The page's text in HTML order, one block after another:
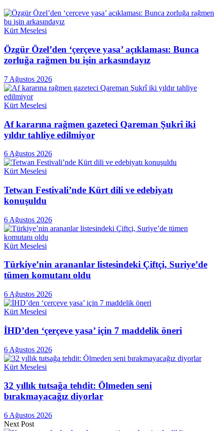
Kürt Meselesi
Özgür Özel’den ‘çerçeve yasa’ açıklaması: Bunca
zorluğa rağmen bu işin arkasındayız
7 Ağustos 2026
Kürt Meselesi
Af kararına rağmen gazeteci Qareman Şukrî iki
yıldır tahliye edilmiyor
6 Ağustos 2026
Kürt Meselesi
Tetwan Festivali’nde Kürt dili ve edebiyatı
konuşuldu
6 Ağustos 2026
Kürt Meselesi
Türkiye’nin arananlar listesindeki Çiftçi, Suriye’de
tümen komutanı oldu
6 Ağustos 2026
Kürt Meselesi
İHD’den ‘çerçeve yasa’ için 7 maddelik öneri
6 Ağustos 2026
Kürt Meselesi
32 yıllık tutsağa tehdit: Ölmeden seni
bırakmayacağız diyorlar
6 Ağustos 2026
Next Post